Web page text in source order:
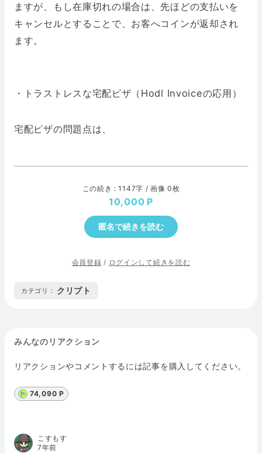
ますが、もし在庫切れの場合は、先ほどの支払いを
キャンセルとすることで、お客へコインが返却され
ます。
・トラストレスな宅配ピザ（Hodl Invoiceの応用）
宅配ピザの問題点は、
この続き : 1147字 / 画像 0枚
10,000
匿名で続きを読む
会員登録 / ログインして続きを読む
カテゴリ : クリプト
みんなのリアクション
リアクションやコメントするには記事を購入してください。
74,090 P
こすもす
7年前